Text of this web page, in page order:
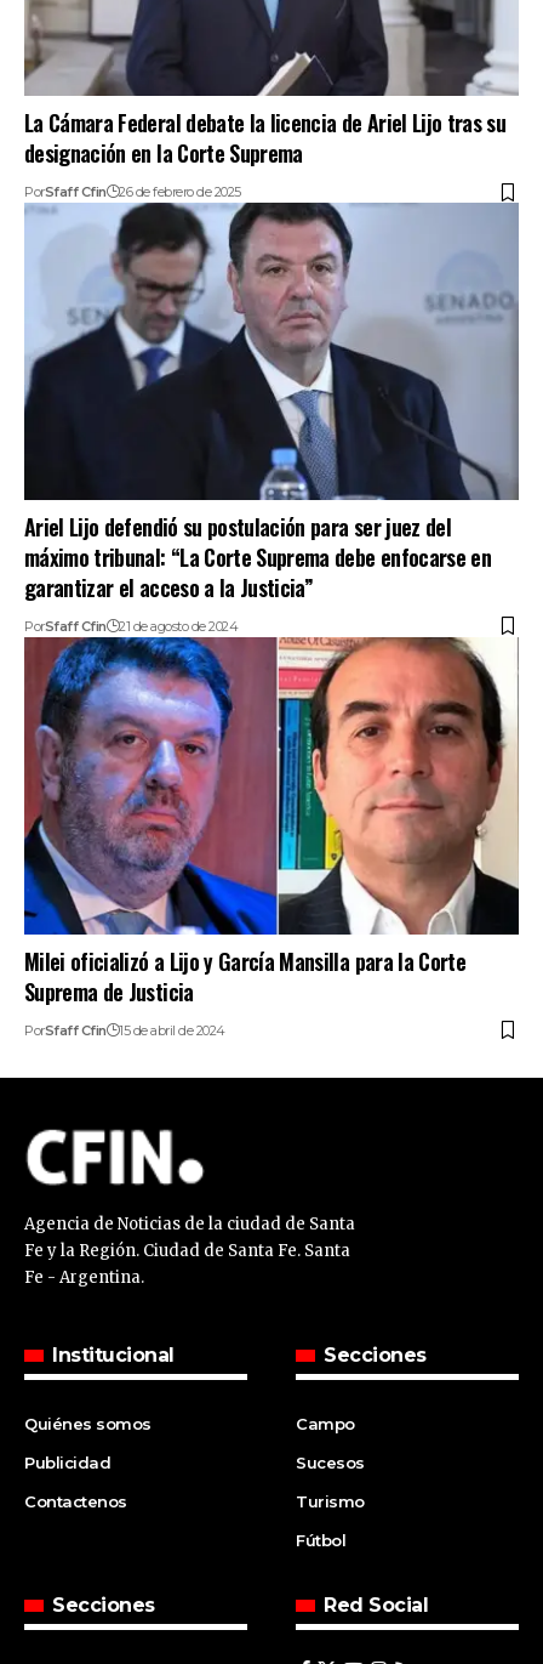
La Cámara Federal debate la licencia de Ariel Lijo tras su
designación en la Corte Suprema
PorSfaff Cfin 26 de febrero de 2025
Ariel Lijo defendió su postulación para ser juez del
máximo tribunal: “La Corte Suprema debe enfocarse en
garantizar el acceso a la Justicia”
PorSfaff Cfin 21 de agosto de 2024
Milei oficializó a Lijo y García Mansilla para la Corte
Suprema de Justicia
PorSfaff Cfin 15 de abril de 2024
Agencia de Noticias de la ciudad de Santa
Fe y la Región. Ciudad de Santa Fe. Santa
Fe - Argentina.
Institucional
Quiénes somos
Publicidad
Contactenos
Secciones
Campo
Sucesos
Turismo
Fútbol
Secciones Red Social